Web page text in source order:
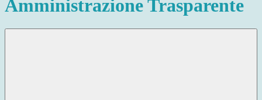
Amministrazione Trasparente